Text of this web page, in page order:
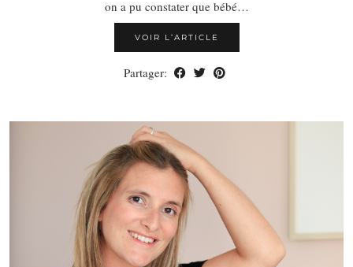
on a pu constater que bébé…
VOIR L’ARTICLE
Partager: